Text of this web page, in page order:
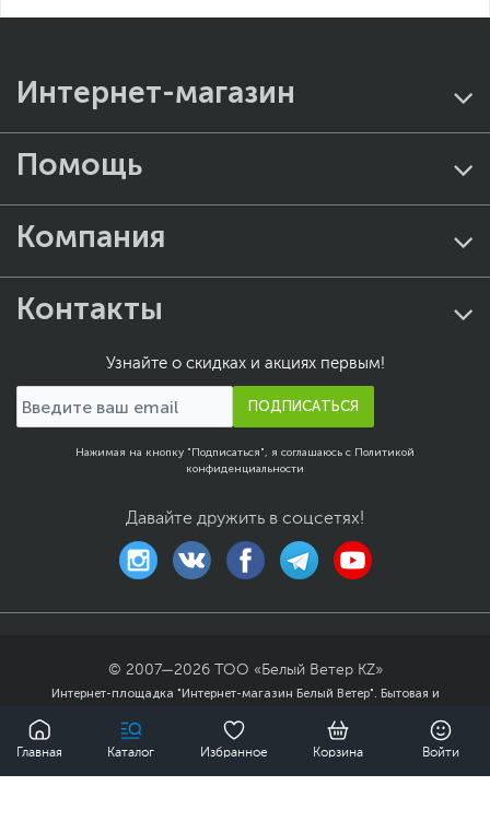
Интернет-магазин
Помощь
Компания
Контакты
Узнайте о скидках и акциях первым!
ПОДПИСАТЬСЯ
Нажимая на кнопку "Подписаться", я соглашаюсь с Политикой
конфиденциальности
Давайте дружить в соцсетях!
© 2007—2026
ТОО «Белый Ветер KZ»
Интернет-площадка "Интернет-магазин Белый Ветер". Бытовая и
аксессуары в гг. Алматы, Астана и других городах Казахстана.
Главная Каталог Избранное Корзина Войти